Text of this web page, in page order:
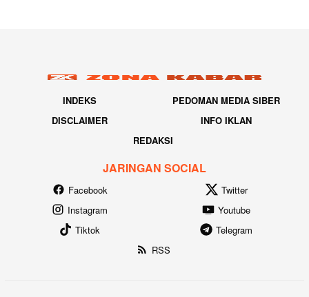
INDEKS
PEDOMAN MEDIA SIBER
DISCLAIMER
INFO IKLAN
REDAKSI
JARINGAN SOCIAL
Facebook
Twitter
Instagram
Youtube
Tiktok
Telegram
RSS